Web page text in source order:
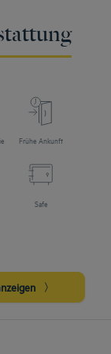
Frühe Ankunft
Safe